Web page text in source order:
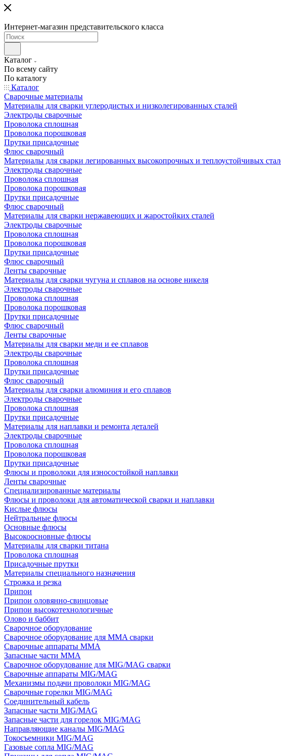
Интернет-магазин представительского класса
Каталог
По всему сайту
По каталогу
Каталог
Сварочные материалы
Материалы для сварки углеродистых и низколегированных сталей
Электроды сварочные
Проволока сплошная
Проволока порошковая
Прутки присадочные
Флюс сварочный
Материалы для сварки легированных высокопрочных и теплоустойчивых
Электроды сварочные
Проволока сплошная
Проволока порошковая
Прутки присадочные
Флюс сварочный
Материалы для сварки нержавеющих и жаростойких сталей
Электроды сварочные
Проволока сплошная
Проволока порошковая
Прутки присадочные
Флюс сварочный
Ленты сварочные
Материалы для сварки чугуна и сплавов на основе никеля
Электроды сварочные
Проволока сплошная
Проволока порошковая
Прутки присадочные
Флюс сварочный
Ленты сварочные
Материалы для сварки меди и ее сплавов
Электроды сварочные
Проволока сплошная
Прутки присадочные
Флюс сварочный
Материалы для сварки алюминия и его сплавов
Электроды сварочные
Проволока сплошная
Прутки присадочные
Материалы для наплавки и ремонта деталей
Электроды сварочные
Проволока сплошная
Проволока порошковая
Прутки присадочные
Флюсы и проволоки для износостойкой наплавки
Ленты сварочные
Специализированные материалы
Флюсы и проволоки для автоматической сварки и наплавки
Кислые флюсы
Нейтральные флюсы
Основные флюсы
Высокоосновные флюсы
Материалы для сварки титана
Проволока сплошная
Присадочные прутки
Материалы специального назначения
Строжка и резка
Припои
Припои оловянно-свинцовые
Припои высокотехнологичные
Олово и баббит
Сварочное оборудование
Сварочное оборудование для MMA сварки
Сварочные аппараты MMA
Запасные части MMA
Сварочное оборудование для MIG/MAG сварки
Сварочные аппараты MIG/MAG
Механизмы подачи проволоки MIG/MAG
Сварочные горелки MIG/MAG
Соединительный кабель
Запасные части MIG/MAG
Запасные части для горелок MIG/MAG
Направляющие каналы MIG/MAG
Токосъемники MIG/MAG
Газовые сопла MIG/MAG